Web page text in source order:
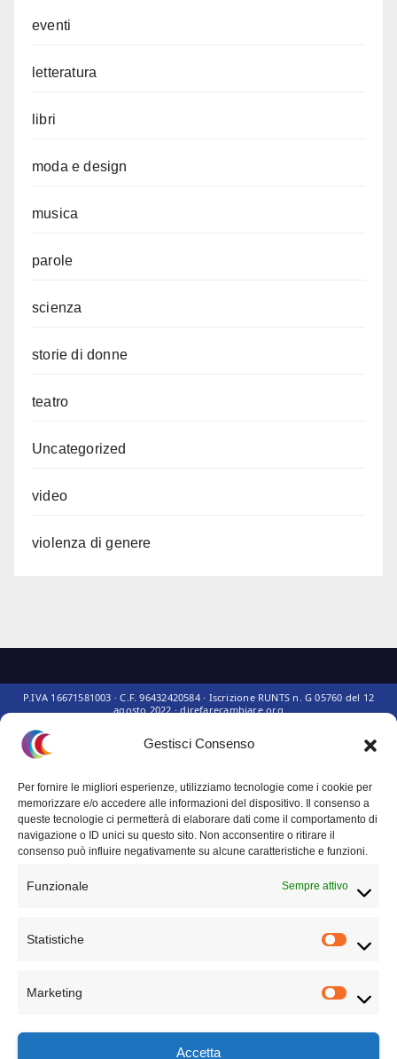
Gestisci Consenso
Per fornire le migliori esperienze, utilizziamo tecnologie come i cookie per
memorizzare e/o accedere alle informazioni del dispositivo. Il consenso a
queste tecnologie ci permetterà di elaborare dati come il comportamento di
navigazione o ID unici su questo sito. Non acconsentire o ritirare il
consenso può influire negativamente su alcune caratteristiche e funzioni.
Funzionale Sempre attivo
Statistiche
Marketing
Accetta
eventi
letteratura
libri
moda e design
musica
parole
scienza
storie di donne
teatro
Uncategorized
video
violenza di genere
Questo sito non rappresenta unatestata giornalisticain quanto viene
aggiornato senza alcuna periodicità. Non può pertanto considerarsi un
prodotto editoriale ai sensi della legge n° 62 del 7.03.2001.